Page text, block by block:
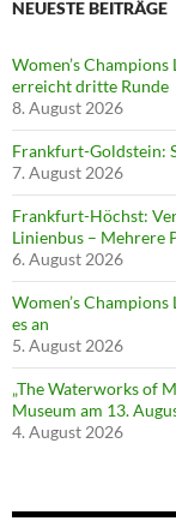
NEUESTE BEITRÄGE
Women’s
erreicht dritte Runde
8. August 2026
Frankfurt-Goldstein:
7. August 2026
Frankfurt-Höchst:
Linienbus – Mehrere
6. August 2026
Women’s
es an
5. August 2026
„The Waterworks of
Museum am 13.
4. August 2026